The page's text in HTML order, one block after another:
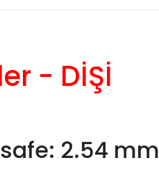
- DİŞİ
2.54 mm